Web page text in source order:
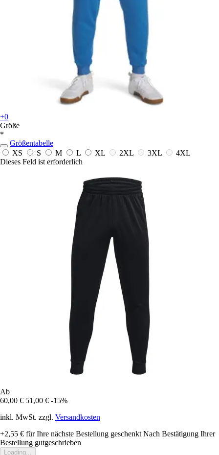
+0
Größe
*
Größentabelle
XS
S M L XL 2XL 3XL
4XL
Dieses Feld ist erforderlich
Ab
60,00 € 51,00 € -15%
inkl. MwSt. zzgl. Versandkosten
+2,55 € für Ihre nächste Bestellung geschenkt Nach Bestätigung Ihrer
Bestellung gutgeschrieben
Loading...